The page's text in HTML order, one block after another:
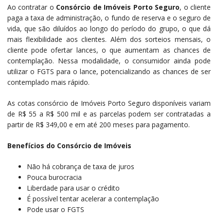
Ao contratar o Consórcio de Imóveis Porto Seguro, o cliente
paga a taxa de administração, o fundo de reserva e o seguro de
vida, que são diluídos ao longo do período do grupo, o que dá
mais flexibilidade aos clientes. Além dos sorteios mensais, o
cliente pode ofertar lances, o que aumentam as chances de
contemplação. Nessa modalidade, o consumidor ainda pode
utilizar o FGTS para o lance, potencializando as chances de ser
contemplado mais rápido.
As cotas consórcio de Imóveis Porto Seguro disponíveis variam
de R$ 55 a R$ 500 mil e as parcelas podem ser contratadas a
partir de R$ 349,00 e em até 200 meses para pagamento.
Benefícios do Consórcio de Imóveis
Não há cobrança de taxa de juros
Pouca burocracia
Liberdade para usar o crédito
É possível tentar acelerar a contemplação
Pode usar o FGTS